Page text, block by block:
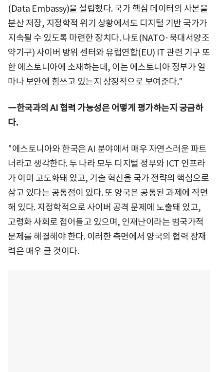
(Data Embassy)을 설립했다. 국가 핵심 데이터의 사본을
분산 저장, 지정학적 위기 상황에서도 디지털 기반 국가가
지속될 수 있도록 마련한 장치다. 나토(NATO·북대서양조
약기구) 사이버 방위 센터와 유럽연합(EU) IT 관련 기구 또
한 에스토니아에 소재하는데, 이는 에스토니아 정부가 얼
마나 보안에 힘쓰고 있는지 상징적으로 보여준다."
―한국과의 AI 협력 가능성은 어떻게 평가하는지 궁금하
다.
"에스토니아와 한국은 AI 분야에서 매우 자연스러운 파트
너라고 생각한다. 두 나라 모두 디지털 정부와 ICT 인프라
가 이미 고도화돼 있고, 기술 혁신을 국가 전략의 핵심으로
삼고 있다는 공통점이 있다. 또 양국은 공통된 과제에 직면
해 있다. 지정학적으로 사이버 공격 문제에 노출돼 있고,
고령화 사회로 접어들고 있으며, 인재난이라는 범국가적
문제를 해결해야 한다. 이러한 측면에서 양국의 협력 잠재
력은 매우 클 것이다.